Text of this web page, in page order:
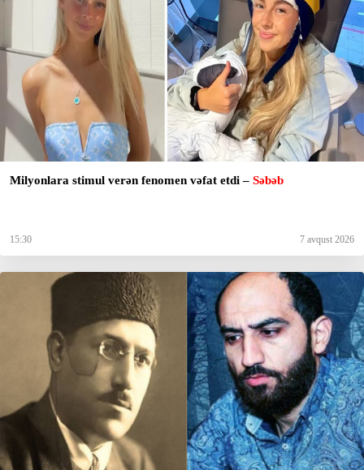
Milyonlara stimul verən fenomen vəfat etdi – Səbəb
15:30 7 avqust 2026